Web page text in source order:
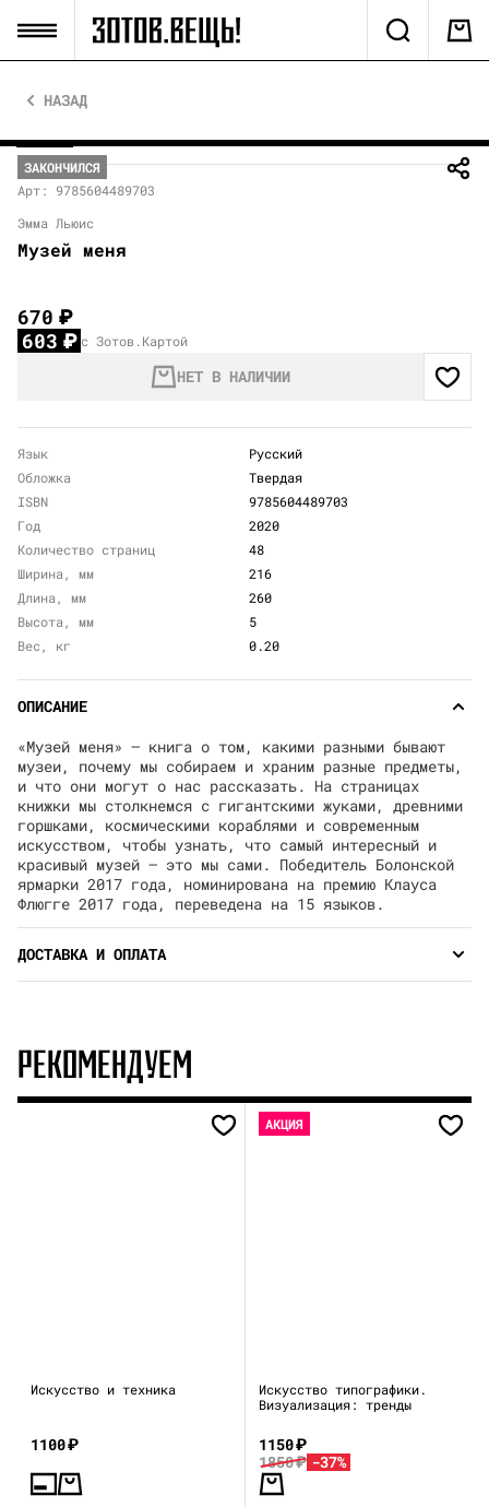
НАЗАД
ЗАКОНЧИЛСЯ
Арт: 9785604489703
Эмма Льюис
Музей меня
670₽
603₽ с Зотов.Картой
НЕТ В НАЛИЧИИ
Язык
Русский
Обложка
Твердая
ISBN
9785604489703
Год
2020
Количество страниц
48
Ширина, мм
216
Длина, мм
260
Высота, мм
5
Вес, кг
0.20
ОПИСАНИЕ
«Музей меня» — книга о том, какими разными бывают
музеи, почему мы собираем и храним разные предметы,
и что они могут о нас рассказать. На страницах
книжки мы столкнемся с гигантскими жуками, древними
горшками, космическими кораблями и современным
искусством, чтобы узнать, что самый интересный и
красивый музей — это мы сами. Победитель Болонской
ярмарки 2017 года, номинирована на премию Клауса
Флюгге 2017 года, переведена на 15 языков.
ДОСТАВКА И ОПЛАТА
РЕКОМЕНДУЕМ
Искусство и техника
1100₽
АКЦИЯ
Искусство типографики.
Визуализация: тренды
1150₽
1850₽ -37%